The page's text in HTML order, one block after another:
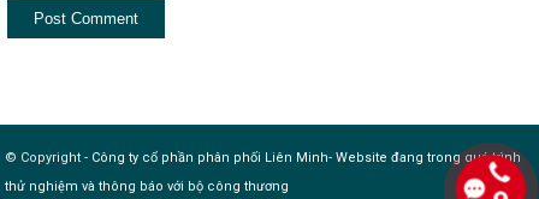
© Copyright - Công ty cổ phần phân phối Liên Minh-Website đang trong quá trình
thử nghiệm và thông báo với bộ công thương